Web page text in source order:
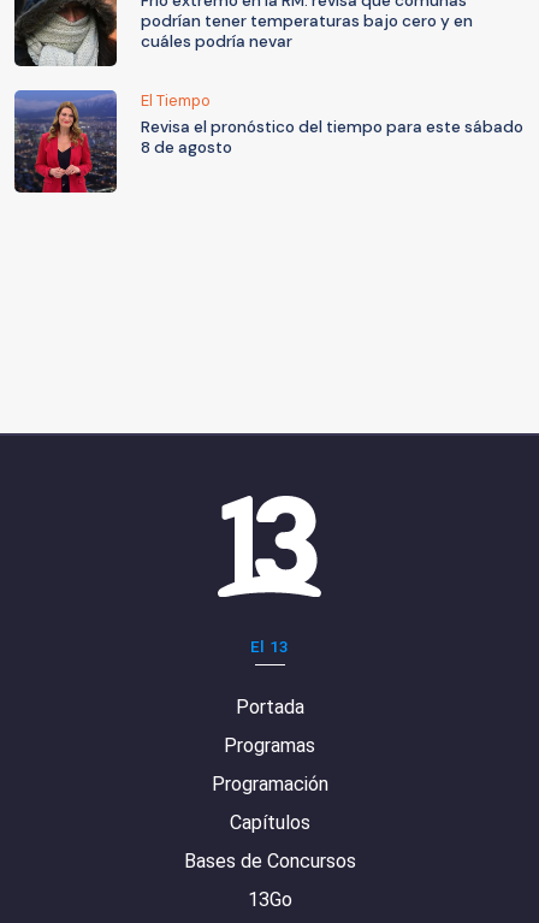
podrían tener temperaturas bajo cero y en
cuáles podría nevar
El Tiempo
Revisa el pronóstico del tiempo para este sábado
8 de agosto
El 13
Portada
Programas
Programación
Capítulos
Bases de Concursos
13Go